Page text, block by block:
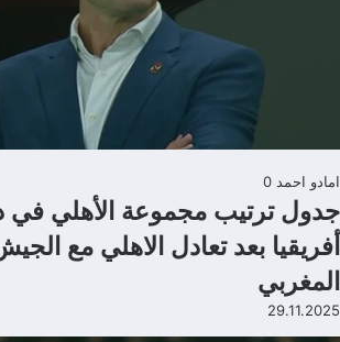
امادو احمد 0
جدول ترتيب مجموعة الأهلي في
أفريقيا بعد تعادل الاهلي مع
المغربي
29.11.2025